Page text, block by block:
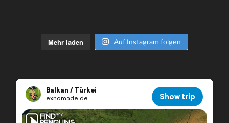
Mehr laden Auf Instagram folgen